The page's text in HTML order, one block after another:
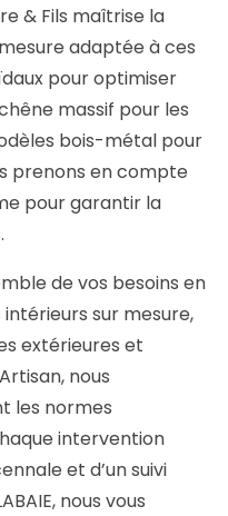
& Fils maîtrise la
adaptée à ces
pour optimiser
massif pour les
bois-métal pour
prenons en compte
pour garantir la
de vos besoins en
sur mesure,
extérieures et
nous
les normes
intervention
et d’un suivi
nous vous